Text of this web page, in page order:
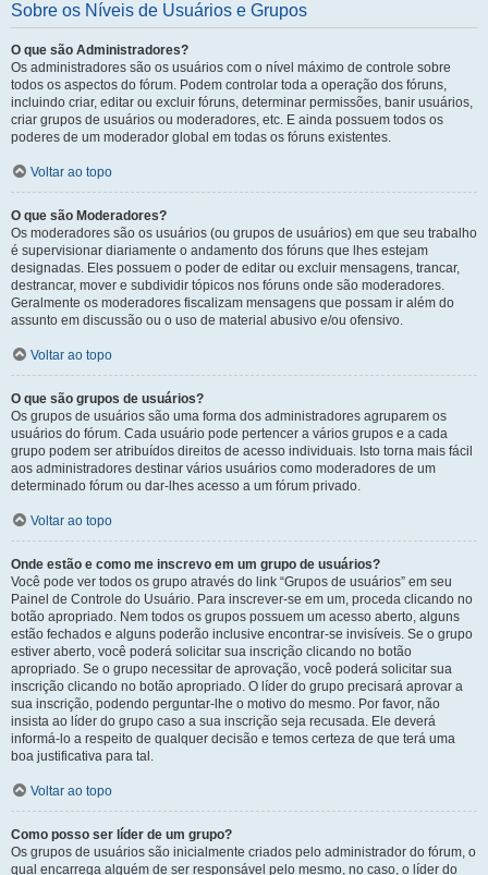
Sobre os Níveis de Usuários e Grupos
O que são Administradores?
Os administradores são os usuários com o nível máximo de controle sobre
todos os aspectos do fórum. Podem controlar toda a operação dos fóruns,
incluindo criar, editar ou excluir fóruns, determinar permissões, banir usuários,
criar grupos de usuários ou moderadores, etc. E ainda possuem todos os
poderes de um moderador global em todas os fóruns existentes.
Voltar ao topo
O que são Moderadores?
Os moderadores são os usuários (ou grupos de usuários) em que seu trabalho
é supervisionar diariamente o andamento dos fóruns que lhes estejam
designadas. Eles possuem o poder de editar ou excluir mensagens, trancar,
destrancar, mover e subdividir tópicos nos fóruns onde são moderadores.
Geralmente os moderadores fiscalizam mensagens que possam ir além do
assunto em discussão ou o uso de material abusivo e/ou ofensivo.
Voltar ao topo
O que são grupos de usuários?
Os grupos de usuários são uma forma dos administradores agruparem os
usuários do fórum. Cada usuário pode pertencer a vários grupos e a cada
grupo podem ser atribuídos direitos de acesso individuais. Isto torna mais fácil
aos administradores destinar vários usuários como moderadores de um
determinado fórum ou dar-lhes acesso a um fórum privado.
Voltar ao topo
Onde estão e como me inscrevo em um grupo de usuários?
Você pode ver todos os grupo através do link “Grupos de usuários” em seu
Painel de Controle do Usuário. Para inscrever-se em um, proceda clicando no
botão apropriado. Nem todos os grupos possuem um acesso aberto, alguns
estão fechados e alguns poderão inclusive encontrar-se invisíveis. Se o grupo
estiver aberto, você poderá solicitar sua inscrição clicando no botão
apropriado. Se o grupo necessitar de aprovação, você poderá solicitar sua
inscrição clicando no botão apropriado. O líder do grupo precisará aprovar a
sua inscrição, podendo perguntar-lhe o motivo do mesmo. Por favor, não
insista ao líder do grupo caso a sua inscrição seja recusada. Ele deverá
informá-lo a respeito de qualquer decisão e temos certeza de que terá uma
boa justificativa para tal.
Voltar ao topo
Como posso ser líder de um grupo?
Os grupos de usuários são inicialmente criados pelo administrador do fórum, o
qual encarrega alguém de ser responsável pelo mesmo, no caso, o líder do